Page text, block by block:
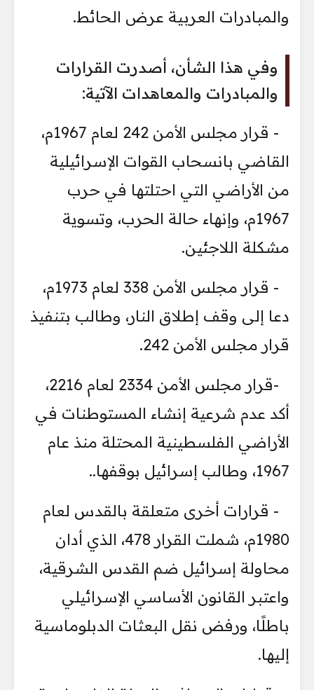
والمبادرات العربية عرض الحائط.
وفي هذا الشأن، أصدرت القرارات
والمبادرات والمعاهدات الآتية:
- قرار مجلس الأمن 242 لعام 1967م،
القاضي بانسحاب القوات الإسرائيلية
من الأراضي التي احتلتها في حرب
1967م، وإنهاء حالة الحرب، وتسوية
مشكلة اللاجئين.
- قرار مجلس الأمن 338 لعام 1973م،
دعا إلى وقف إطلاق النار، وطالب بتنفيذ
قرار مجلس الأمن 242.
-قرار مجلس الأمن 2334 لعام 2216،
أكد عدم شرعية إنشاء المستوطنات في
الأراضي الفلسطينية المحتلة منذ عام
1967، وطالب إسرائيل بوقفها..
- قرارات أخرى متعلقة بالقدس لعام
1980م، شملت القرار 478، الذي أدان
محاولة إسرائيل ضم القدس الشرقية،
واعتبر القانون الأساسي الإسرائيلي
باطلًا، ورفض نقل البعثات الدبلوماسية
إليها.